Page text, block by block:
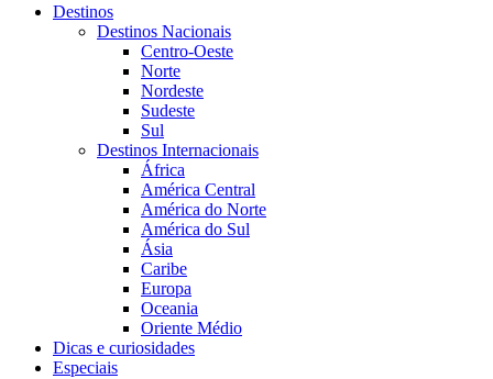
Destinos
Destinos Nacionais
Centro-Oeste
Norte
Nordeste
Sudeste
Sul
Destinos Internacionais
África
América Central
América do Norte
América do Sul
Ásia
Caribe
Europa
Oceania
Oriente Médio
Dicas e curiosidades
Especiais